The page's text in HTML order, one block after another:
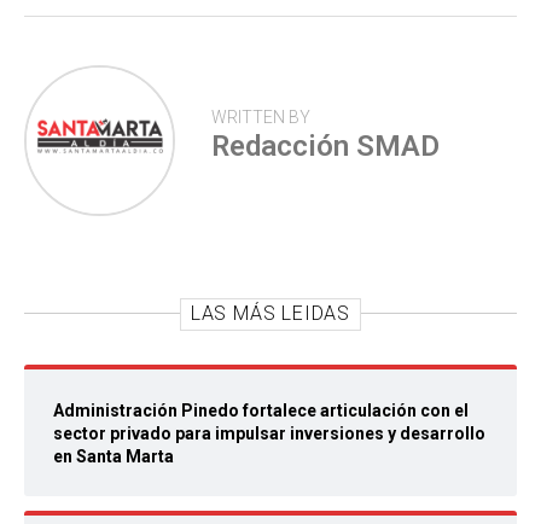
WRITTEN BY
Redacción SMAD
LAS MÁS LEIDAS
Administración Pinedo fortalece articulación con el
sector privado para impulsar inversiones y desarrollo
en Santa Marta